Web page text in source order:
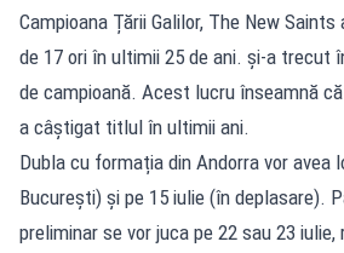
Campioana Țării Galilor, The New
de 17 ori în ultimii 25 de ani. și-a trecut
de campioană. Acest lucru înseamnă
a câștigat titlul în ultimii ani.
Dubla cu formația din Andorra vor avea
București) și pe 15 iulie (în deplasare).
preliminar se vor juca pe 22 sau 23